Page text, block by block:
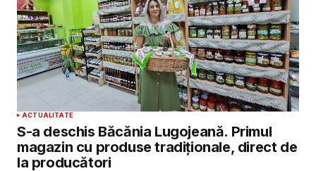
ACTUALITATE
S-a deschis Băcănia Lugojeană. Primul
magazin cu produse tradiționale, direct de
la producători